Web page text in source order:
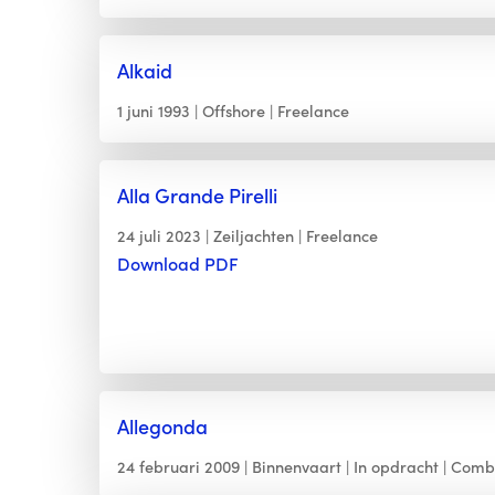
Alkaid
1 juni 1993 Offshore Freelance
Alla Grande Pirelli
24 juli 2023 Zeiljachten Freelance
Download PDF
Allegonda
24 februari 2009 Binnenvaart In opdracht